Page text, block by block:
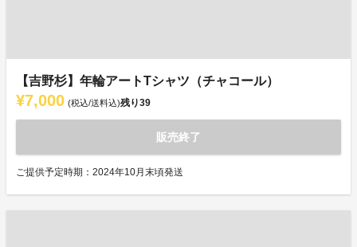
【吉野杉】年輪アートTシャツ（チャコール）
¥7,000 (税込/送料込)残り39
販売終了
ご提供予定時期：2024年10月末頃発送